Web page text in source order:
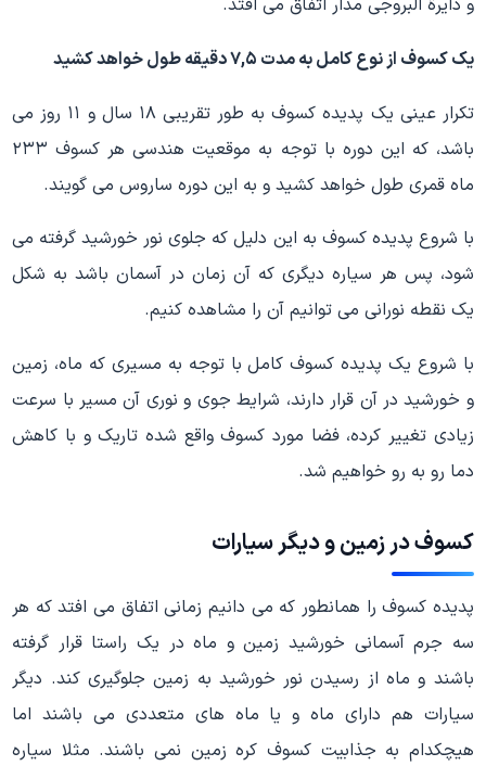
و دایرة البروجی مدار اتفاق می افتد.
یک کسوف از نوع کامل به مدت ۷,۵ دقیقه طول خواهد کشید
تکرار عینی یک پدیده کسوف به طور تقریبی ۱۸ سال و ۱۱ روز می
باشد، که این دوره با توجه به موقعیت هندسی هر کسوف ۲۳۳
ماه قمری طول خواهد کشید و به این دوره ساروس می گویند.
با شروع پدیده کسوف به این دلیل که جلوی نور خورشید گرفته می
شود، پس هر سیاره دیگری که آن زمان در آسمان باشد به شکل
یک نقطه نورانی می توانیم آن را مشاهده کنیم.
با شروع یک پدیده کسوف کامل با توجه به مسیری که ماه، زمین
و خورشید در آن قرار دارند، شرایط جوی و نوری آن مسیر با سرعت
زیادی تغییر کرده، فضا مورد کسوف واقع شده تاریک و با کاهش
دما رو به رو خواهیم شد.
کسوف در زمین و دیگر سیارات
پدیده کسوف را همانطور که می دانیم زمانی اتفاق می افتد که هر
سه جرم آسمانی خورشید زمین و ماه در یک راستا قرار گرفته
باشند و ماه از رسیدن نور خورشید به زمین جلوگیری کند. دیگر
سیارات هم دارای ماه و یا ماه های متعددی می باشند اما
هیچکدام به جذابیت کسوف کره زمین نمی باشند. مثلا سیاره